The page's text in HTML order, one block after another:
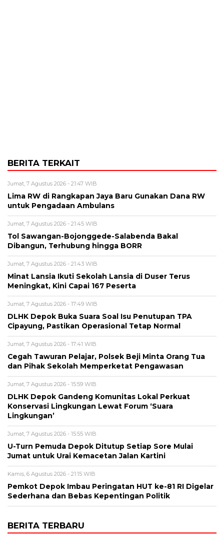
BERITA TERKAIT
Jumat, 7 Agustus 2026 - 21:47 WIB
Lima RW di Rangkapan Jaya Baru Gunakan Dana RW
untuk Pengadaan Ambulans
Jumat, 7 Agustus 2026 - 21:45 WIB
Tol Sawangan-Bojonggede-Salabenda Bakal
Dibangun, Terhubung hingga BORR
Jumat, 7 Agustus 2026 - 21:43 WIB
Minat Lansia Ikuti Sekolah Lansia di Duser Terus
Meningkat, Kini Capai 167 Peserta
Jumat, 7 Agustus 2026 - 17:49 WIB
DLHK Depok Buka Suara Soal Isu Penutupan TPA
Cipayung, Pastikan Operasional Tetap Normal
Jumat, 7 Agustus 2026 - 17:41 WIB
Cegah Tawuran Pelajar, Polsek Beji Minta Orang Tua
dan Pihak Sekolah Memperketat Pengawasan
Jumat, 7 Agustus 2026 - 15:59 WIB
DLHK Depok Gandeng Komunitas Lokal Perkuat
Konservasi Lingkungan Lewat Forum ‘Suara
Lingkungan’
Jumat, 7 Agustus 2026 - 15:55 WIB
U-Turn Pemuda Depok Ditutup Setiap Sore Mulai
Jumat untuk Urai Kemacetan Jalan Kartini
Kamis, 6 Agustus 2026 - 21:15 WIB
Pemkot Depok Imbau Peringatan HUT ke-81 RI Digelar
Sederhana dan Bebas Kepentingan Politik
BERITA TERBARU